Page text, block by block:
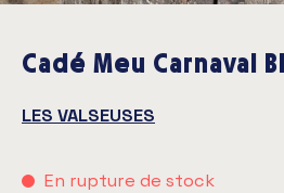
Cadé Meu Carnaval
LES VALSEUSES
En rupture de stock